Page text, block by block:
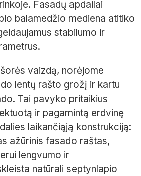
Fasadų apdailai
balamedžio mediena atitiko
stabilumo ir
vaizdą, norėjome
lentų rašto grožį ir kartu
Tai pavyko pritaikius
ir pagamintą erdvinę
laikančiąją konstrukciją:
ažūrinis fasado raštas,
lengvumo ir
natūrali septynlapio